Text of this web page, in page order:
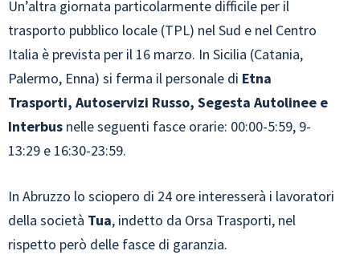
Un’altra giornata particolarmente difficile per il
trasporto pubblico locale (TPL) nel Sud e nel Centro
Italia è prevista per il 16 marzo. In Sicilia (Catania,
Palermo, Enna) si ferma il personale di Etna
Trasporti, Autoservizi Russo, Segesta Autolinee e
Interbus nelle seguenti fasce orarie: 00:00-5:59, 9-
13:29 e 16:30-23:59.
In Abruzzo lo sciopero di 24 ore interesserà i lavoratori
della società Tua, indetto da Orsa Trasporti, nel
rispetto però delle fasce di garanzia.